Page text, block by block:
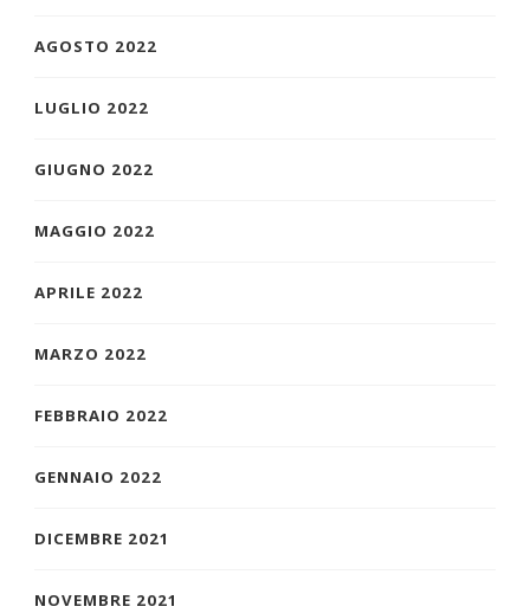
AGOSTO 2022
LUGLIO 2022
GIUGNO 2022
MAGGIO 2022
APRILE 2022
MARZO 2022
FEBBRAIO 2022
GENNAIO 2022
DICEMBRE 2021
NOVEMBRE 2021